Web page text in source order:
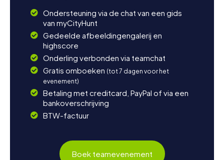
Ondersteuning via de chat van een gids
van myCityHunt
Gedeelde afbeeldingengalerij en
highscore
Onderling verbonden via teamchat
Gratis omboeken (tot 7 dagen voor het
evenement)
Betaling met creditcard, PayPal of via een
bankoverschrijving
BTW-factuur
Boek teamevenement